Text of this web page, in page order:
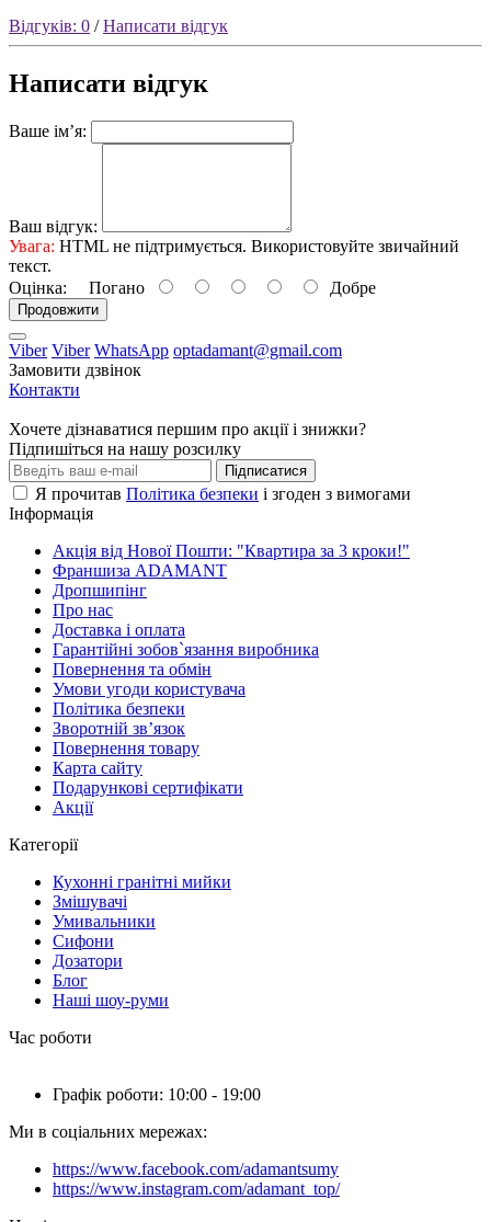
Відгуків: 0 /Написати відгук
Написати відгук
Ваше ім’я:
Ваш відгук:
Увага: HTML не підтримується. Використовуйте звичайний
текст.
Оцінка: Погано Добре
Продовжити
Viber Viber WhatsApp optadamant@gmail.com
Замовити дзвінок
Контакти
Хочете дізнаватися першим про акції і знижки?
Підпишіться на нашу розсилку
Підписатися
Я прочитав Політика безпеки і згоден з вимогами
Інформація
Акція від Нової Пошти: "Квартира за 3 кроки!"
Франшиза ADAMANT
Дропшипінг
Про нас
Доставка і оплата
Гарантійні зобов`язання виробника
Повернення та обмін
Умови угоди користувача
Політика безпеки
Зворотній зв’язок
Повернення товару
Карта сайту
Подарункові сертифікати
Акції
Категорії
Кухонні гранітні мийки
Змішувачі
Умивальники
Сифони
Дозатори
Блог
Наші шоу-руми
Час роботи
Графік роботи: 10:00 - 19:00
Ми в соціальних мережах:
https://www.facebook.com/adamantsumy
https://www.instagram.com/adamant_top/